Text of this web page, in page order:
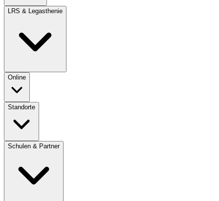
LRS & Legasthenie
Online
Standorte
Schulen & Partner